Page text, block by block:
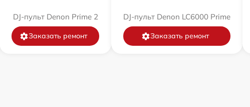
DJ-пульт Denon Prime 2
Заказать ремонт
DJ-пульт Denon LC6000 Prime
Заказать ремонт